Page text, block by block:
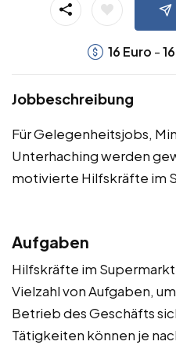
16 Euro -16
Jobbeschreibung
Für Gelegenheitsjobs,
Unterhaching werden
motivierte Hilfskräfte im
Aufgaben
Hilfskräfte im
Vielzahl von Aufgaben,
Betrieb des Geschäfts
Tätigkeiten können je